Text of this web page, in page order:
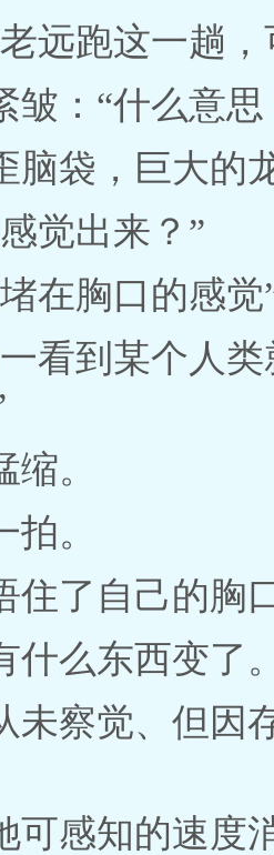
远跑这一趟
皱：“什么意思
脑袋，巨大的
觉出来？”
在胸口的感觉
看到某个人
。
。
住了自己的胸
什么东西变了
未察觉、但因
可感知的速度